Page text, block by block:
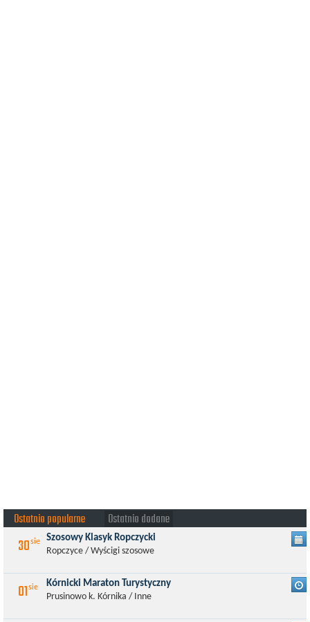
Ostatnio popularne Ostatnio dodane
30sie Szosowy Klasyk Ropczycki
Ropczyce / Wyścigi szosowe
01sie Kórnicki Maraton Turystyczny
Prusinowo k. Kórnika / Inne